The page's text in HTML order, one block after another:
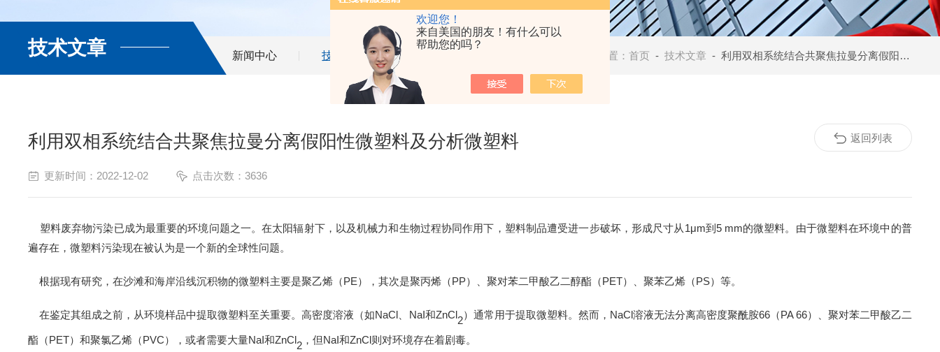
欢迎您！
来自美国的朋友！有什么可以
帮助您的吗？
技术文章 新闻中心 技术文章 当前位置：首页 -技术文章 - 利用双相系统结合共聚焦拉曼分离假阳性微塑料及分析微塑料
利用双相系统结合共聚焦拉曼分离假阳性微塑料及分析微塑料
更新时间：2022-12-02 点击次数：3636
塑料废弃物污染已成为最重要的环境问题之一。在太阳辐射下，以及机械力和生物过程协同作用下，塑料制品遭受进一步破坏，形成尺寸从1μm到5 mm的微塑料。由于微塑料在环境中的普
遍存在，微塑料污染现在被认为是一个新的全球性问题。
根据现有研究，在沙滩和海岸沿线沉积物的微塑料主要是聚乙烯（PE），其次是聚丙烯（PP）、聚对苯二甲酸乙二醇酯（PET）、聚苯乙烯（PS）等。
在鉴定其组成之前，从环境样品中提取微塑料至关重要。高密度溶液（如NaCl NaI和ZnCl2）通常用于提取微塑料。然而， NaCl溶液无法分离高密度聚酰胺66（PA 66）、 聚对苯二甲酸乙二
酯（PET）和聚氯乙烯（PVC），或者需要大量NaI和ZnCl2 ，但NaI和ZnCl则 对环境存在着剧毒。
返回列表